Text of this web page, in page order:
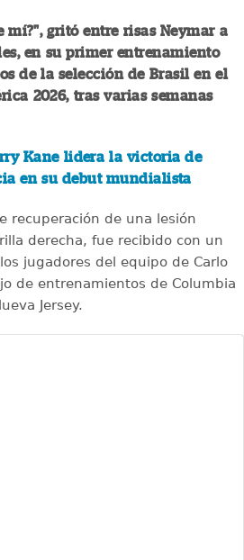
mí?", gritó entre risas Neymar a
en su primer entrenamiento
de la selección de Brasil en el
2026, tras varias semanas
Kane lidera la victoria de
en su debut mundialista
recuperación de una lesión
derecha, fue recibido con un
jugadores del equipo de Carlo
de entrenamientos de Columbia
Jersey.